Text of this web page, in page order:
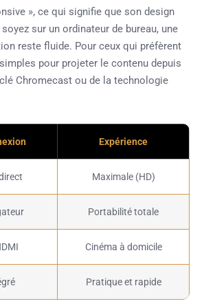
», ce qui signifie que son design
sur un ordinateur de bureau, une
reste fluide. Pour ceux qui préfèrent
pour projeter le contenu depuis
Chromecast ou de la technologie
Expérience
Maximale (HD)
Portabilité totale
Cinéma à domicile
Pratique et rapide